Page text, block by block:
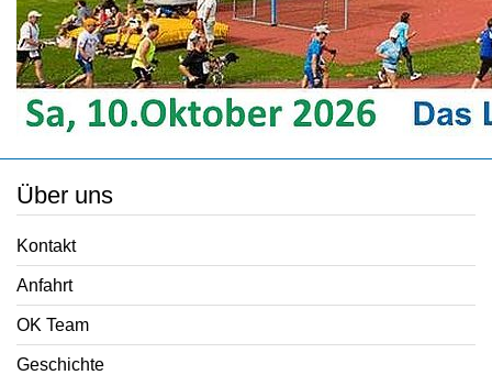
Über uns
Kontakt
Anfahrt
OK Team
Geschichte